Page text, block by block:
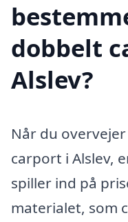
dobbelt
Alslev?
Når du
carport i Alslev,
spiller ind på
materialet, som